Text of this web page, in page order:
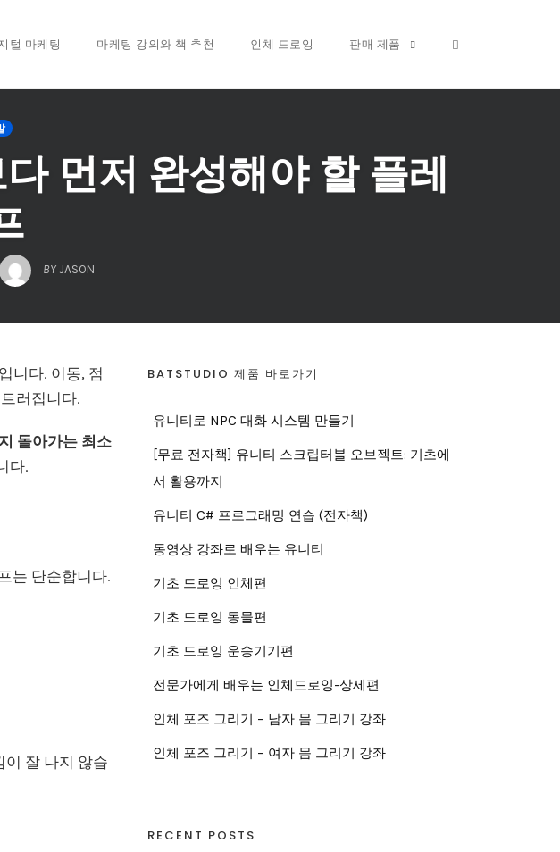
털 마케팅 마케팅 강의와 책 추천 인체 드로잉 판매 제품
먼저 완성해야 할 플레
BY JASON
니다. 이동, 점
러집니다.
돌아가는 최소
다.
는 단순합니다.
잘 나지 않습
BATSTUDIO 제품 바로가기
유니티로 NPC 대화 시스템 만들기
[무료 전자책] 유니티 스크립터블 오브젝트: 기초에
서 활용까지
유니티 C# 프로그래밍 연습 (전자책)
동영상 강좌로 배우는 유니티
기초 드로잉 인체편
기초 드로잉 동물편
기초 드로잉 운송기기편
전문가에게 배우는 인체드로잉-상세편
인체 포즈 그리기 – 남자 몸 그리기 강좌
인체 포즈 그리기 – 여자 몸 그리기 강좌
RECENT POSTS